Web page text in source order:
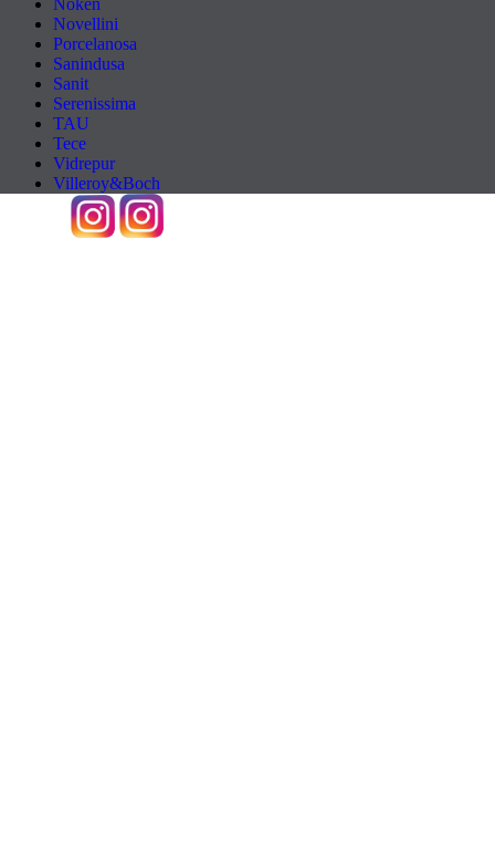
Noken
Novellini
Porcelanosa
Sanindusa
Sanit
Serenissima
TAU
Tece
Vidrepur
Villeroy&Boch